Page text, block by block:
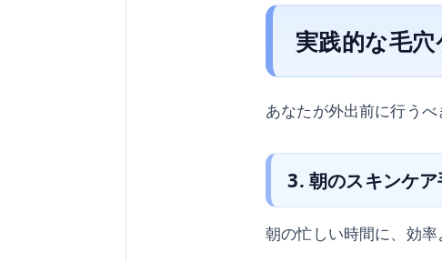
実践的な毛
あなたが外出前に行う
3. 朝のスキンケ
朝の忙しい時間に、効率